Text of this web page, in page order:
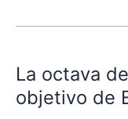
La octava
objetivo de
de
San
Fermín